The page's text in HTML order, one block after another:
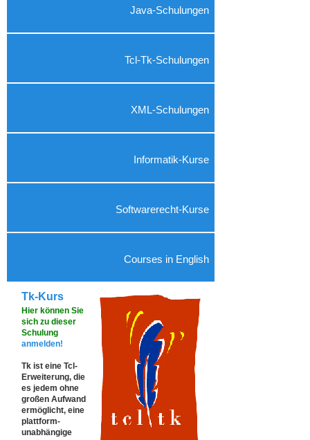
Java-Schulungen
Tcl-Tk-Schulungen
XML-Schulungen
Informatik-Kurse
Softwarerecht-Kurse
Courses in English
Tk-Kurs
Hier können Sie
sich zu dieser
Schulung
anmelden!
Tk ist eine Tcl-
Erweiterung, die
es jedem ohne
großen Aufwand
ermöglicht, eine
plattform-
unabhängige